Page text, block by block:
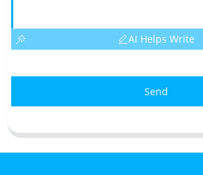
AI Helps Write
Send